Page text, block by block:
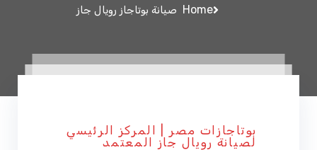
Home صيانة بوتاجاز رويال جاز
بوتاجازات مصر | المركز الرئيسي
لصيانة رويال جاز المعتمد